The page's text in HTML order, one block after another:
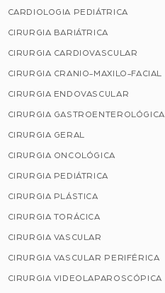
CARDIOLOGIA PEDIÁTRICA
CIRURGIA BARIÁTRICA
CIRURGIA CARDIOVASCULAR
CIRURGIA CRANIO-MAXILO-FACIAL
CIRURGIA ENDOVASCULAR
CIRURGIA GASTROENTEROLÓGICA
CIRURGIA GERAL
CIRURGIA ONCOLÓGICA
CIRURGIA PEDIÁTRICA
CIRURGIA PLÁSTICA
CIRURGIA TORÁCICA
CIRURGIA VASCULAR
CIRURGIA VASCULAR PERIFÉRICA
CIRURGIA VIDEOLAPAROSCÓPICA